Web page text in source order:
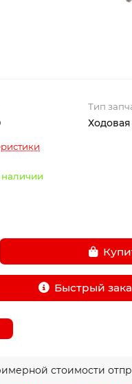
Тип
Ходовая
Быстрый
стоимости